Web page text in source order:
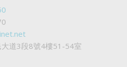
道3段8號4樓51-54室